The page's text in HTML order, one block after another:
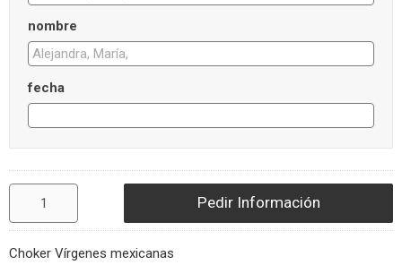
nombre
fecha
Pedir Información
Choker Vírgenes mexicanas